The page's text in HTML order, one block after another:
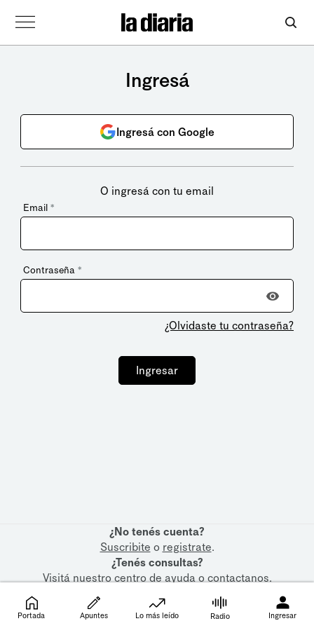
Ingresá
Ingresá con Google
O ingresá con tu email
Email *
Contraseña *
¿Olvidaste tu contraseña?
Ingresar
¿No tenés cuenta?
Suscribite o registrate.
¿Tenés consultas?
Visitá nuestrocentro de ayudaocontactanos.
Portada Apuntes Lo más leído Radio Ingresar